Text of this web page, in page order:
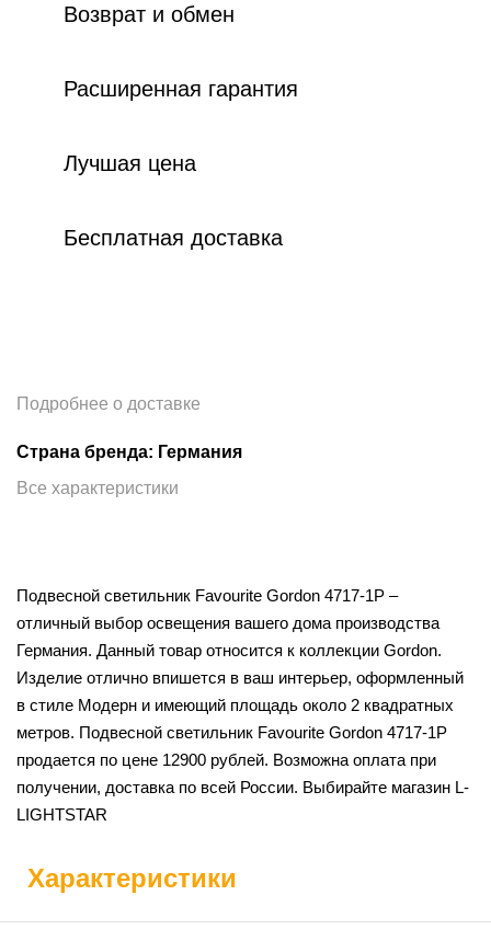
Возврат и обмен
Расширенная гарантия
Лучшая цена
Бесплатная доставка
Подробнее о доставке
Страна бренда: Германия
Все характеристики
Подвесной светильник Favourite Gordon 4717-1P –
отличный выбор освещения вашего дома производства
Германия. Данный товар относится к коллекции Gordon.
Изделие отлично впишется в ваш интерьер, оформленный
в стиле Модерн и имеющий площадь около 2 квадратных
метров. Подвесной светильник Favourite Gordon 4717-1P
продается по цене 12900 рублей. Возможна оплата при
получении, доставка по всей России. Выбирайте магазин L-
LIGHTSTAR
Характеристики